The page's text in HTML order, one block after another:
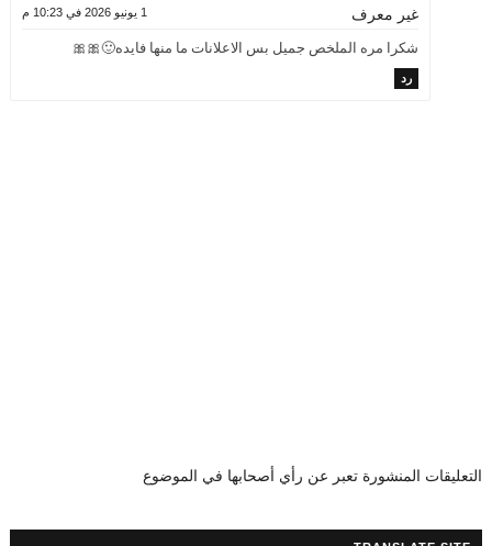
غير معرف 1 يونيو 2026 في 10:23 م
شكرا مره الملخص جميل بس الاعلانات ما منها فايده🙂🎀🎀
رد
التعليقات المنشورة تعبر عن رأي أصحابها في الموضوع